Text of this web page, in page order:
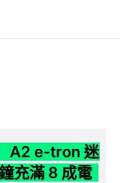
A2 e-tron 迷
充滿 8 成電